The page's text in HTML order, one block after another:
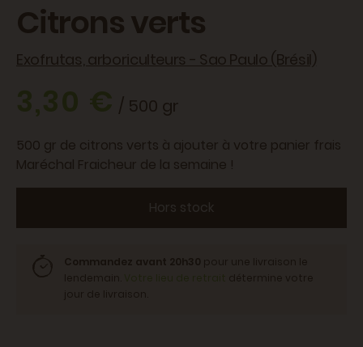
Citrons verts
Exofrutas, arboriculteurs - Sao Paulo (Brésil)
3,30 €/ 500 gr
500 gr de citrons verts à ajouter à votre panier frais
Maréchal Fraicheur de la semaine !
Hors stock